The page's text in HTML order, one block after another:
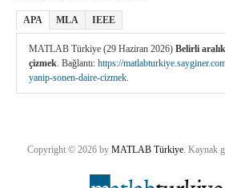
APA MLA IEEE
MATLAB Türkiye (29 Haziran 2026) Belirli
çizmek . Bağlantı: https://
yanip-sonen-daire-cizmek
Copyright © 2026 by MATLAB Türkiye . Kaynak